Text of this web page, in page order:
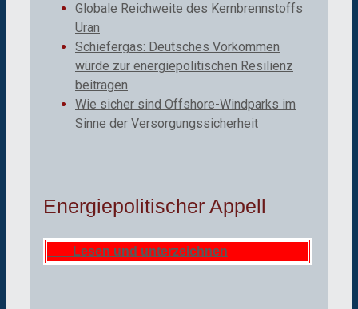
Globale Reichweite des Kernbrennstoffs
Uran
Schiefergas: Deutsches Vorkommen
würde zur energiepolitischen Resilienz
beitragen
Wie sicher sind Offshore-Windparks im
Sinne der Versorgungssicherheit
Energiepolitischer Appell
Lesen und unterzeichnen